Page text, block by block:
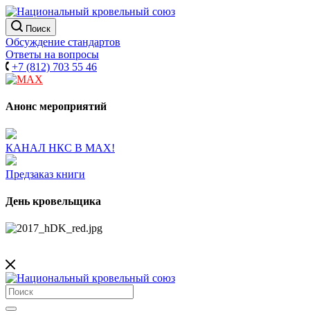
Поиск
Обсуждение стандартов
Ответы на вопросы
+7 (812) 703 55 46
Анонс мероприятий
КАНАЛ НКС В МАХ!
Предзаказ книги
День кровельщика